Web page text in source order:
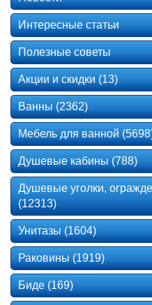
Интересные статьи
Полезные советы
Акции и скидки (13)
Ванны (2362)
Мебель для ванной
Душевые кабины (788)
Душевые уголки,
(12313)
Унитазы (1604)
Раковины (1919)
Биде (169)